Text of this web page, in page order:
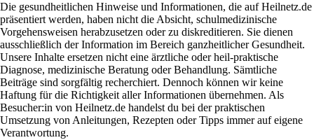
Die gesundheitlichen Hinweise und Informationen, die auf Heilnetz.de
präsentiert werden, haben nicht die Absicht, schulmedizinische
Vorgehensweisen herabzusetzen oder zu diskreditieren. Sie dienen
ausschließlich der Information im Bereich ganzheitlicher Gesundheit.
Unsere Inhalte ersetzen nicht eine ärztliche oder heil-praktische
Diagnose, medizinische Beratung oder Behandlung. Sämtliche
Beiträge sind sorgfältig recherchiert. Dennoch können wir keine
Haftung für die Richtigkeit aller Informationen übernehmen. Als
Besucher:in von Heilnetz.de handelst du bei der praktischen
Umsetzung von Anleitungen, Rezepten oder Tipps immer auf eigene
Verantwortung.